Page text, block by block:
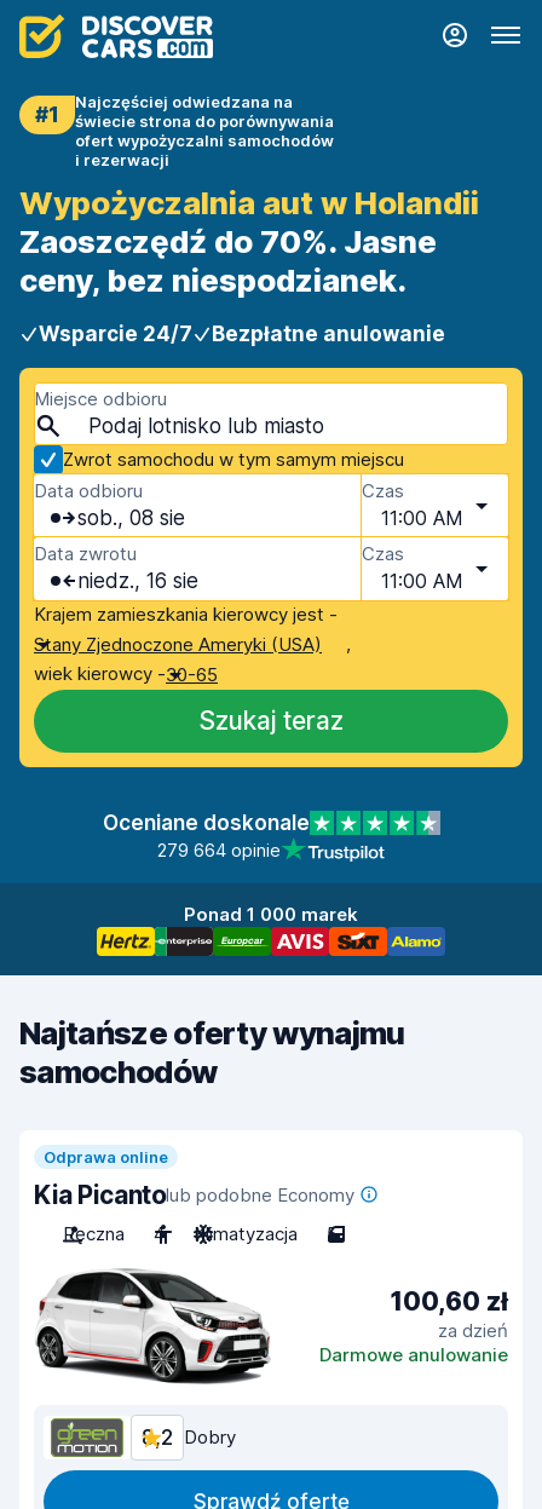
#1
Najczęściej odwiedzana na
świecie strona do porównywania
ofert wypożyczalni samochodów
i rezerwacji
Wypożyczalnia aut w Holandii
Zaoszczędź do 70%. Jasne
ceny, bez niespodzianek.
Wsparcie 24/7 Bezpłatne anulowanie
Miejsce odbioru
Zwrot samochodu w tym samym miejscu
Data odbioru
sob., 08 sie
Czas
11:00 AM
Data zwrotu
niedz., 16 sie
Czas
11:00 AM
Krajem zamieszkania kierowcy jest -
Stany Zjednoczone Ameryki (USA)
,
wiek kierowcy -30-65
Szukaj teraz
Oceniane doskonale
279 664 opinie
Ponad 1 000 marek
Najtańsze oferty wynajmu
samochodów
Odprawa online
Kia Picantolub podobne Economy
Ręczna
4 Klimatyzacja 5
100,60 zł
za dzień
Darmowe anulowanie
8,2 Dobry
Sprawdź ofertę